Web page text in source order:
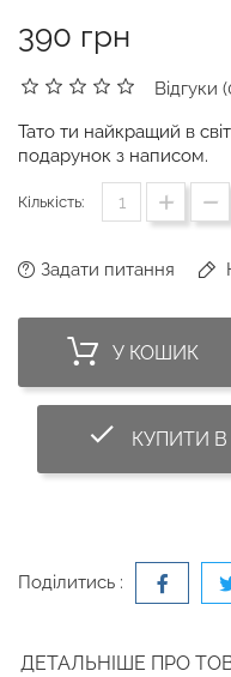
390 грн
Відгуки
Тато ти найкращий в
подарунок з написом.
Кількість:
Задати питання
У КОШИК
КУПИТИ В
Поділитись :
ДЕТАЛЬНІШЕ ПРО